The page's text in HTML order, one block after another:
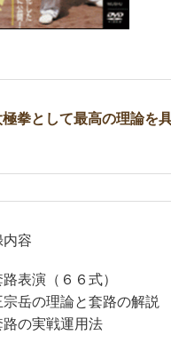
拳として最高の理論を
容
路表演（６６式）
宗岳の理論と套路の解説
路の実戦運用法